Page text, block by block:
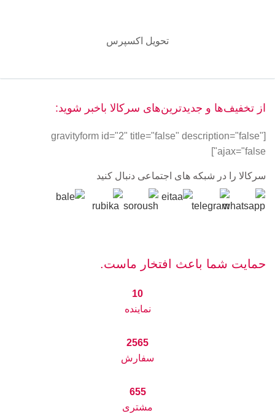
تحویل اکسپرس
از تخفیف‌ها و جدیدترین‌های سرکالا باخبر شوید:
[gravityform id="2" title="false" description="false"
ajax="false"]
سرکالا را در شبکه های اجتماعی دنبال کنید
حمایت شما باعث افتخار ماست.
10
نماینده
2565
سفارش
655
مشتری